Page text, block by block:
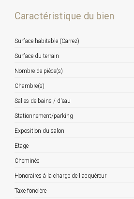
Caractéristique du bien
Surface habitable (Carrez)
Surface du terrain
Nombre de pièce(s)
Chambre(s)
Salles de bains / d'eau
Stationnement/parking
Exposition du salon
Etage
Cheminée
Honoraires à la charge de l'acquéreur
Taxe foncière